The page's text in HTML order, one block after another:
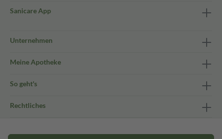
Sanicare App
Unternehmen
Meine Apotheke
So geht's
Rechtliches